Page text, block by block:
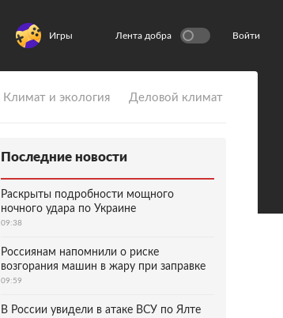
Игры Лента добра Войти
Климат и экология Деловой климат
Последние новости
Раскрыты подробности мощного
ночного удара по Украине
09:38
Россиянам напомнили о риске
возгорания машин в жару при заправке
09:59
В России увидели в атаке ВСУ по Ялте